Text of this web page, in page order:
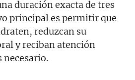
duración exacta de tres
principal es permitir que
reduzcan su
y reciban atención
necesario.